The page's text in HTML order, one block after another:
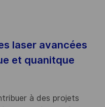
laser avancées
et quanitque
à des projets